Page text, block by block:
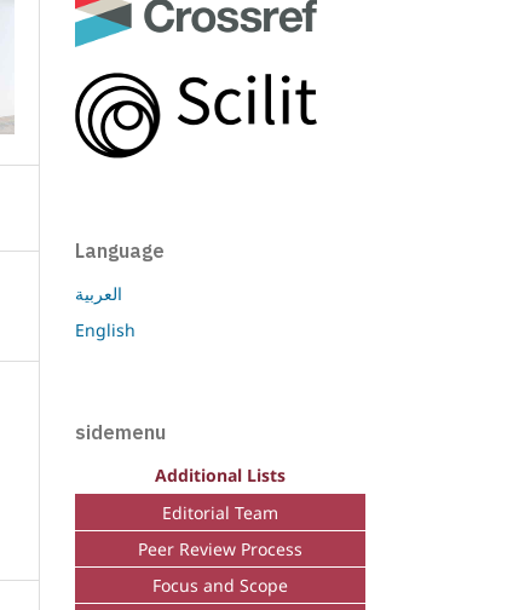
Language
العربية
English
sidemenu
Additional Lists
Editorial Team
Peer Review Process
Focus and Scope